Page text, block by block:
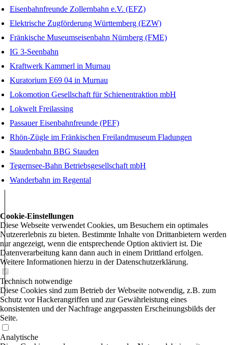
Eisenbahnfreunde Zollernbahn e.V. (EFZ)
Elektrische Zugförderung Württemberg (EZW)
Fränkische Museumseisenbahn Nürnberg (FME)
IG 3-Seenbahn
Kraftwerk Kammerl in Murnau
Kuratorium E69 04 in Murnau
Lokomotion Gesellschaft für Schienentraktion mbH
Lokwelt Freilassing
Passauer Eisenbahnfreunde (PEF)
Rhön-Zügle im Fränkischen Freilandmuseum Fladungen
Staudenbahn BBG Stauden
Tegernsee-Bahn Betriebsgesellschaft mbH
Wanderbahn im Regental
Cookie-Einstellungen
Diese Webseite verwendet Cookies, um Besuchern ein optimales
Nutzererlebnis zu bieten. Bestimmte Inhalte von Drittanbietern werden
nur angezeigt, wenn die entsprechende Option aktiviert ist. Die
Datenverarbeitung kann dann auch in einem Drittland erfolgen.
Weitere Informationen hierzu in der Datenschutzerklärung.
Technisch notwendige
Diese Cookies sind zum Betrieb der Webseite notwendig, z.B. zum
Schutz vor Hackerangriffen und zur Gewährleistung eines
konsistenten und der Nachfrage angepassten Erscheinungsbilds der
Seite.
Analytische